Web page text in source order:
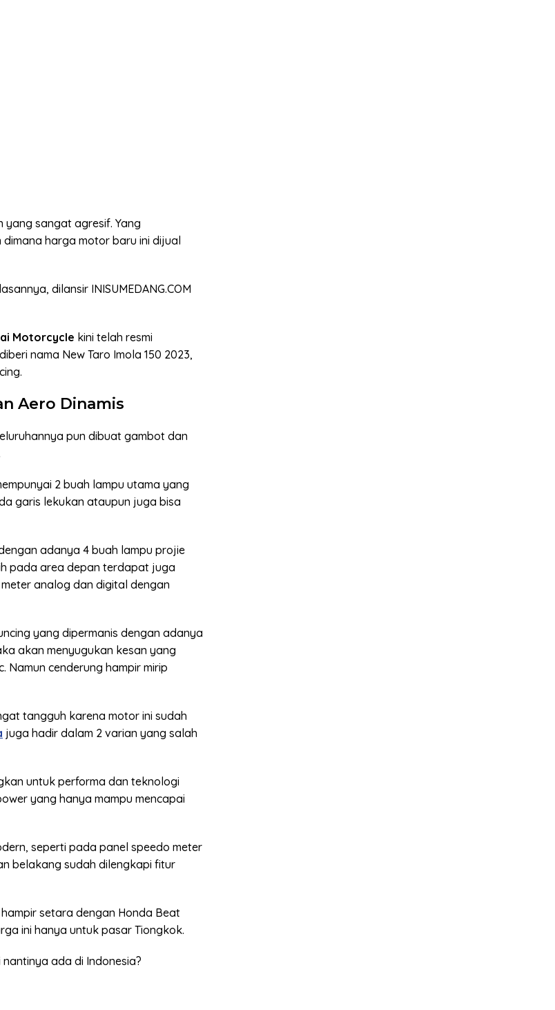
yang sangat agresif. Yang
harga motor baru ini dijual
dilansir INISUMEDANG.COM
Motorcycle kini telah resmi
nama New Taro Imola 150 2023,
Aero Dinamis
pun dibuat gambot dan
2 buah lampu utama yang
garis lekukan ataupun juga bisa
adanya 4 buah lampu projie
pada area depan terdapat juga
analog dan digital dengan
yang dipermanis dengan adanya
akan menyugukan kesan yang
cenderung hampir mirip
tangguh karena motor ini sudah
juga hadir dalam 2 varian yang salah
untuk performa dan teknologi
yang hanya mampu mencapai
seperti pada panel speedo meter
belakang sudah dilengkapi fitur
setara dengan Honda Beat
ini hanya untuk pasar Tiongkok.
ada di Indonesia?